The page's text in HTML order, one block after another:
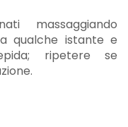
massaggiando
qualche istante e
ripetere se